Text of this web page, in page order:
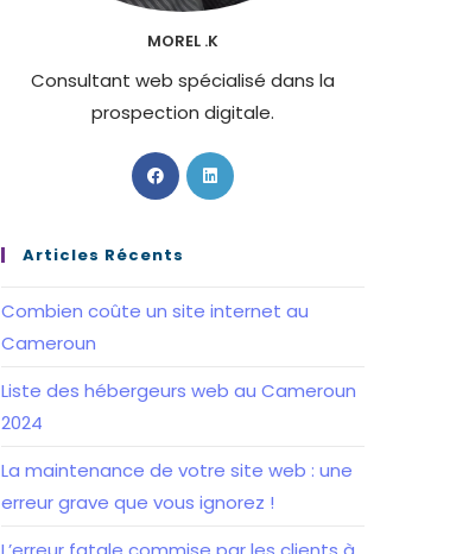
MOREL .K
Consultant web spécialisé dans la
prospection digitale.
S’ouvre
dans
nouvel
S’ouvre
Articles Récents
Combien coûte un site internet au
Cameroun
Liste des hébergeurs web au Cameroun
2024
La maintenance de votre site web : une
erreur grave que vous ignorez !